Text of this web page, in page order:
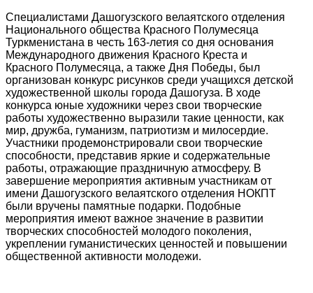
Специалистами Дашогузского велаятского отделения
Национального общества Красного Полумесяца
Туркменистана в честь 163-летия со дня основания
Международного движения Красного Креста и
Красного Полумесяца, а также Дня Победы, был
организован конкурс рисунков среди учащихся детской
художественной школы города Дашогуза. В ходе
конкурса юные художники через свои творческие
работы художественно выразили такие ценности, как
мир, дружба, гуманизм, патриотизм и милосердие.
Участники продемонстрировали свои творческие
способности, представив яркие и содержательные
работы, отражающие праздничную атмосферу. В
завершение мероприятия активным участникам от
имени Дашогузского велаятского отделения НОКПТ
были вручены памятные подарки. Подобные
мероприятия имеют важное значение в развитии
творческих способностей молодого поколения,
укреплении гуманистических ценностей и повышении
общественной активности молодежи.